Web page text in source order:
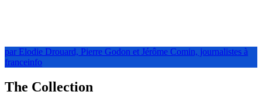
par Elodie Drouard, Pierre Godon et Jérôme Comin, journalistes à
franceinfo
The Collection